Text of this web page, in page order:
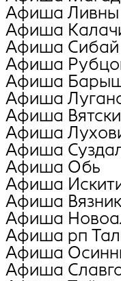
Афиша Ливны
Афиша
Афиша Сибай
Афиша
Афиша
Афиша
Афиша
Афиша
Афиша
Афиша Обь
Афиша
Афиша
Афиша
Афиша рп
Афиша
Афиша